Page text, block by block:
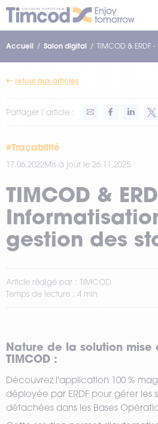
Accueil Salon digital TIMCOD &
retour aux articles
Partager l’article :
#Traçabilité
17.06.2022Mis à jour le 26.11.2025
TIMCOD &
gestion des
Article rédigé par : TIMCOD
Temps de lecture : 4 min
Nature de la solution
TIMCOD :
Découvrez l'application 100 %
déployée par ERDF pour gérer les
détachées dans les Bases